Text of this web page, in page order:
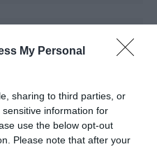
My Personal
sharing to third parties, or
information for
use the below opt-out
Please note that after your
9 mars 2017 - 11 h 43 min
: de réelles nouveautés
d’aéroport), on voit ce que
“faire jouer la